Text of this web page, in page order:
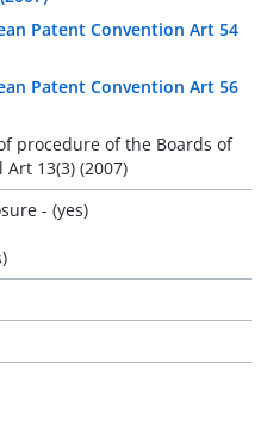
Patent Convention Art 54
Patent Convention Art 56
procedure of the Boards of
Art 13(3) (2007)
- (yes)